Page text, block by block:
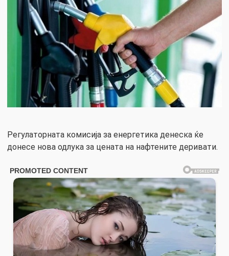
Регулаторната комисија за енергетика денеска ќе
донесе нова одлука за цената на нафтените деривати.